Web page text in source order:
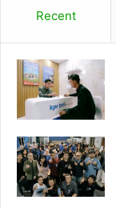
Recent